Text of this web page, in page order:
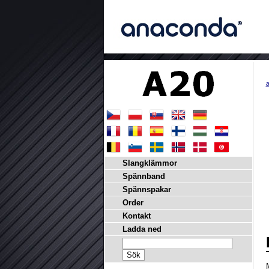
Slangklämmor
Spännband
Spännspakar
Order
Kontakt
Ladda ned